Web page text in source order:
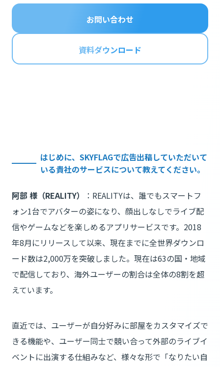
お問い合わせ
資料ダウンロード
はじめに、SKYFLAGで広告出稿していただいて
いる貴社のサービスについて教えてください。
阿部 様（REALITY）
：REALITYは、誰でもスマートフ
ォン1台でアバターの姿になり、顔出しなしでライブ配
信やゲームなどを楽しめるアプリサービスです。2018
年8月にリリースして以来、現在までに全世界ダウンロ
ード数は2,000万を突破しました。現在は63の国・地域
で配信しており、海外ユーザーの割合は全体の8割を超
えています。
直近では、ユーザーが自分好みに部屋をカスタマイズで
きる機能や、ユーザー同士で競い合って外部のライブイ
ベントに出演する仕組みなど、様々な形で「なりたい自